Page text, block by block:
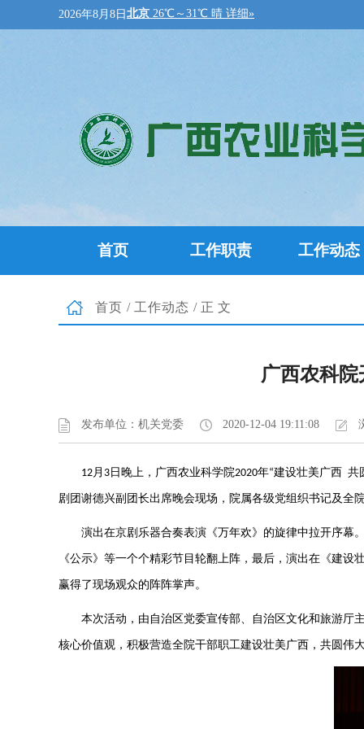
2026年8月8日
首页 工作职责 工作动态
首页 / 工作动态 /正文
广西农科
发布单位：机关党委 2020-12-04 19:11:08
12月 3 日晚上，广西农业科学院2020年“建设壮美广西 共
剧团谢德兴副团长出席晚会现场，院属各级党组织书记及全
演出在京剧乐器合奏表演《万年欢》的旋律中拉开序幕
《公示》等一个个精彩节目轮翻上阵，最后，演出在《建设
赢得了现场观众的阵阵掌声。
本次活动，由自治区党委宣传部、自治区文化和旅游厅
核心价值观，积极营造全院干部职工建设壮美广西，共圆伟